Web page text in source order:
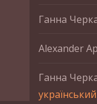
Ганна
Alexander
Ганна